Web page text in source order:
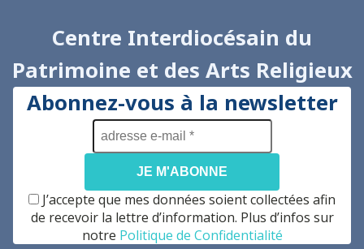
Centre Interdiocésain du
Patrimoine et des Arts Religieux
Abonnez-vous à la newsletter
adresse
e-
mail
*
J’accepte que mes données soient collectées afin
de recevoir la lettre d’information. Plus d’infos sur
notre Politique de Confidentialité